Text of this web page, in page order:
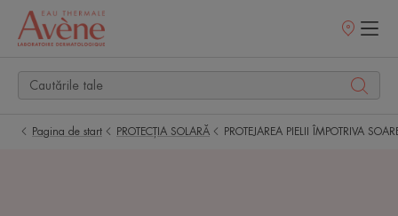
Retailerii
Pagina de start PROTECȚIA SOLARĂ PROTEJAREA PIELII ÎMPOTRIVA